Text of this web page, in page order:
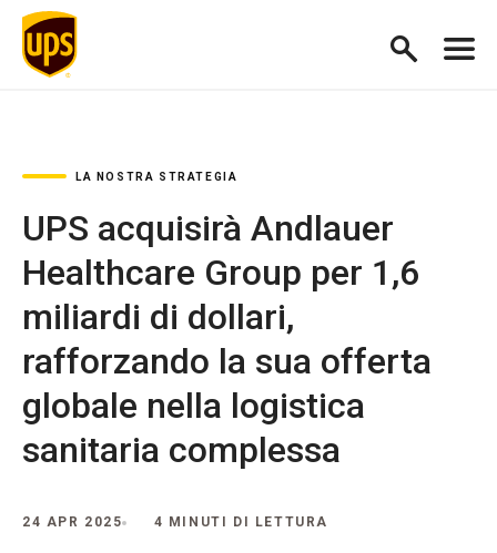
LA NOSTRA STRATEGIA
UPS acquisirà Andlauer
Healthcare Group per 1,6
miliardi di dollari,
rafforzando la sua offerta
globale nella logistica
sanitaria complessa
24 APR 2025 4 MINUTI DI LETTURA